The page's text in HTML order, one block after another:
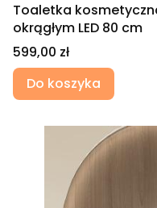
Toaletka
okrągłym LED 80 cm
Cena
599,00 zł
Do koszyka